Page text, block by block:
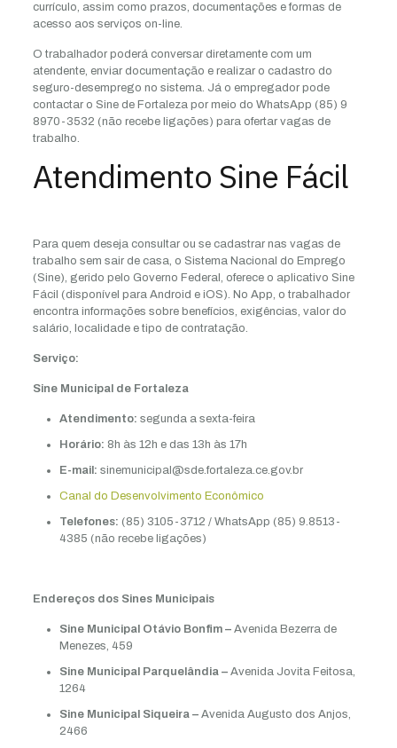
currículo, assim como prazos, documentações e formas de
acesso aos serviços on-line.
O trabalhador poderá conversar diretamente com um
atendente, enviar documentação e realizar o cadastro do
seguro-desemprego no sistema. Já o empregador pode
contactar o Sine de Fortaleza por meio do WhatsApp (85) 9
8970-3532 (não recebe ligações) para ofertar vagas de
trabalho.
Atendimento Sine Fácil
Para quem deseja consultar ou se cadastrar nas vagas de
trabalho sem sair de casa, o Sistema Nacional do Emprego
(Sine), gerido pelo Governo Federal, oferece o aplicativo Sine
Fácil (disponível para Android e iOS). No App, o trabalhador
encontra informações sobre benefícios, exigências, valor do
salário, localidade e tipo de contratação.
Serviço:
Sine Municipal de Fortaleza
Atendimento: segunda a sexta-feira
Horário: 8h às 12h e das 13h às 17h
E-mail: sinemunicipal@sde.fortaleza.ce.gov.br
Canal do Desenvolvimento Econômico
Telefones: (85) 3105-3712 / WhatsApp (85) 9.8513-
4385 (não recebe ligações)
Endereços dos Sines Municipais
Sine Municipal Otávio Bonfim –Avenida Bezerra de
Menezes, 459
Sine Municipal Parquelândia –Avenida Jovita Feitosa,
1264
Sine Municipal Siqueira –Avenida Augusto dos Anjos,
2466